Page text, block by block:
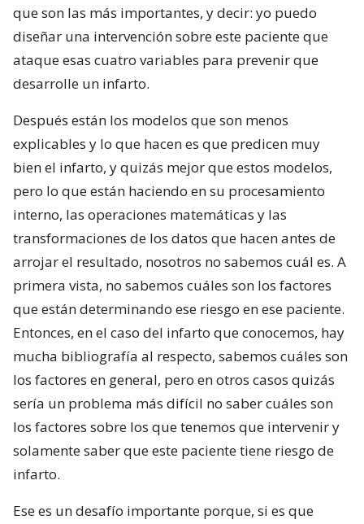
que son las más importantes, y decir: yo puedo
diseñar una intervención sobre este paciente que
ataque esas cuatro variables para prevenir que
desarrolle un infarto.
Después están los modelos que son menos
explicables y lo que hacen es que predicen muy
bien el infarto, y quizás mejor que estos modelos,
pero lo que están haciendo en su procesamiento
interno, las operaciones matemáticas y las
transformaciones de los datos que hacen antes de
arrojar el resultado, nosotros no sabemos cuál es. A
primera vista, no sabemos cuáles son los factores
que están determinando ese riesgo en ese paciente.
Entonces, en el caso del infarto que conocemos, hay
mucha bibliografía al respecto, sabemos cuáles son
los factores en general, pero en otros casos quizás
sería un problema más difícil no saber cuáles son
los factores sobre los que tenemos que intervenir y
solamente saber que este paciente tiene riesgo de
infarto.
Ese es un desafío importante porque, si es que